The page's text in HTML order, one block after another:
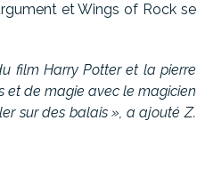
et Wings of Rock se
film Harry Potter et la pierre
et de magie avec le magicien
sur des balais », a ajouté Z.